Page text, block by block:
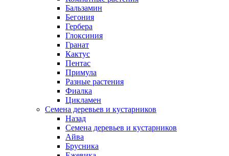
Бальзамин
Бегония
Гербера
Глоксиния
Гранат
Кактус
Пентас
Примула
Разные растения
Фиалка
Цикламен
Семена деревьев и кустарников
Назад
Семена деревьев и кустарников
Айва
Брусника